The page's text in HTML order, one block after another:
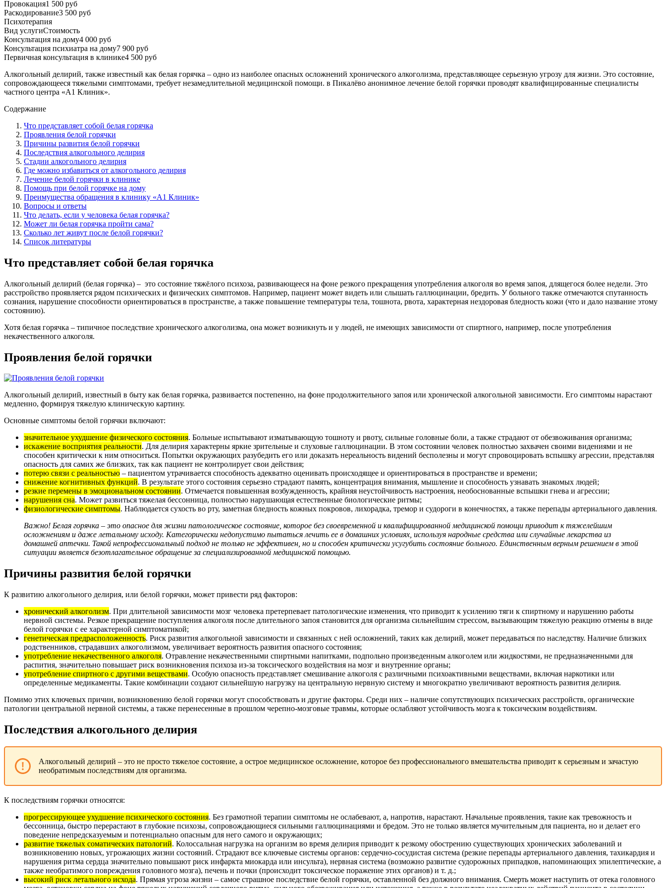
Провокация1 500 руб
Раскодирование3 500 руб
Психотерапия
Вид услугиСтоимость
Консультация на дому4 000 руб
Консультация психиатра на дому7 900 руб
Первичная консультация в клинике4 500 руб
Алкогольный делирий, также известный как белая горячка – одно из наиболее опасных осложнений хронического алкоголизма, представляющее серьезную угрозу для жизни. Это состояние,
сопровождающееся тяжелыми симптомами, требует незамедлительной медицинской помощи. в Пикалёво анонимное лечение белой горячки проводят квалифицированные специалисты
частного центра «А1 Клиник».
Содержание
Что представляет собой белая горячка
Проявления белой горячки
Причины развития белой горячки
Последствия алкогольного делирия
Стадии алкогольного делирия
Где можно избавиться от алкогольного делирия
Лечение белой горячки в клинике
Помощь при белой горячке на дому
Преимущества обращения в клинику «А1 Клиник»
Вопросы и ответы
Что делать, если у человека белая горячка?
Может ли белая горячка пройти сама?
Сколько лет живут после белой горячки?
Список литературы
Что представляет собой белая горячка
Алкогольный делирий (белая горячка) – это состояние тяжёлого психоза, развивающееся на фоне резкого прекращения употребления алкоголя во время запоя, длящегося более недели. Это
расстройство проявляется рядом психических и физических симптомов. Например, пациент может видеть или слышать галлюцинации, бредить. У больного также отмечаются спутанность
сознания, нарушение способности ориентироваться в пространстве, а также повышение температуры тела, тошнота, рвота, характерная нездоровая бледность кожи (что и дало название этому
состоянию).
Хотя белая горячка – типичное последствие хронического алкоголизма, она может возникнуть и у людей, не имеющих зависимости от спиртного, например, после употребления
некачественного алкоголя.
Проявления белой горячки
Алкогольный делирий, известный в быту как белая горячка, развивается постепенно, на фоне продолжительного запоя или хронической алкогольной зависимости. Его симптомы нарастают
медленно, формируя тяжелую клиническую картину.
Основные симптомы белой горячки включают:
значительное ухудшение физического состояния. Больные испытывают изматывающую тошноту и рвоту, сильные головные боли, а также страдают от обезвоживания организма;
искажение восприятия реальности. Для делирия характерны яркие зрительные и слуховые галлюцинации. В этом состоянии человек полностью захвачен своими видениями и не
способен критически к ним относиться. Попытки окружающих разубедить его или доказать нереальность видений бесполезны и могут спровоцировать вспышку агрессии, представляя
опасность для самих же близких, так как пациент не контролирует свои действия;
потерю связи с реальностью – пациентом утрачивается способность адекватно оценивать происходящее и ориентироваться в пространстве и времени;
снижение когнитивных функций. В результате этого состояния серьезно страдают память, концентрация внимания, мышление и способность узнавать знакомых людей;
резкие перемены в эмоциональном состоянии. Отмечается повышенная возбужденность, крайняя неустойчивость настроения, необоснованные вспышки гнева и агрессии;
нарушения сна. Может развиться тяжелая бессонница, полностью нарушающая естественные биологические ритмы;
физиологические симптомы. Наблюдается сухость во рту, заметная бледность кожных покровов, лихорадка, тремор и судороги в конечностях, а также перепады артериального давления.
Важно! Белая горячка – это опасное для жизни патологическое состояние, которое без своевременной и квалифицированной медицинской помощи приводит к тяжелейшим
осложнениям и даже летальному исходу. Категорически недопустимо пытаться лечить ее в домашних условиях, используя народные средства или случайные лекарства из
домашней аптечки. Такой непрофессиональный подход не только не эффективен, но и способен критически усугубить состояние больного. Единственным верным решением в этой
ситуации является безотлагательное обращение за специализированной медицинской помощью.
Причины развития белой горячки
К развитию алкогольного делирия, или белой горячки, может привести ряд факторов:
хронический алкоголизм. При длительной зависимости мозг человека претерпевает патологические изменения, что приводит к усилению тяги к спиртному и нарушению работы
нервной системы. Резкое прекращение поступления алкоголя после длительного запоя становится для организма сильнейшим стрессом, вызывающим тяжелую реакцию отмены в виде
белой горячки с ее характерной симптоматикой;
генетическая предрасположенность. Риск развития алкогольной зависимости и связанных с ней осложнений, таких как делирий, может передаваться по наследству. Наличие близких
родственников, страдавших алкоголизмом, увеличивает вероятность развития опасного состояния;
употребление некачественного алкоголя. Отравление некачественными спиртными напитками, подпольно произведенным алкоголем или жидкостями, не предназначенными для
распития, значительно повышает риск возникновения психоза из-за токсического воздействия на мозг и внутренние органы;
употребление спиртного с другими веществами. Особую опасность представляет смешивание алкоголя с различными психоактивными веществами, включая наркотики или
определенные медикаменты. Такие комбинации создают сильнейшую нагрузку на центральную нервную систему и многократно увеличивают вероятность развития делирия.
Помимо этих ключевых причин, возникновению белой горячки могут способствовать и другие факторы. Среди них – наличие сопутствующих психических расстройств, органические
патологии центральной нервной системы, а также перенесенные в прошлом черепно-мозговые травмы, которые ослабляют устойчивость мозга к токсическим воздействиям.
Последствия алкогольного делирия
Алкогольный делирий – это не просто тяжелое состояние, а острое медицинское осложнение, которое без профессионального вмешательства приводит к серьезным и зачастую
необратимым последствиям для организма.
К последствиям горячки относятся:
прогрессирующее ухудшение психического состояния. Без грамотной терапии симптомы не ослабевают, а, напротив, нарастают. Начальные проявления, такие как тревожность и
бессонница, быстро перерастают в глубокие психозы, сопровождающиеся сильными галлюцинациями и бредом. Это не только является мучительным для пациента, но и делает его
поведение непредсказуемым и потенциально опасным для него самого и окружающих;
развитие тяжелых соматических патологий. Колоссальная нагрузка на организм во время делирия приводит к резкому обострению существующих хронических заболеваний и
возникновению новых, угрожающих жизни состояний. Страдают все ключевые системы органов: сердечно-сосудистая система (резкие перепады артериального давления, тахикардия и
нарушения ритма сердца значительно повышают риск инфаркта миокарда или инсульта), нервная система (возможно развитие судорожных припадков, напоминающих эпилептические, а
также необратимого повреждения головного мозга), печень и почки (происходит токсическое поражение этих органов) и т. д.;
высокий риск летального исхода. Прямая угроза жизни – самое страшное последствие белой горячки, оставленной без должного внимания. Смерть может наступить от отека головного